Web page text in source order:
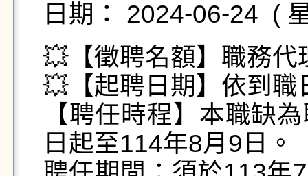
💥【徵聘名額】職務代
💥【起聘日期】依到職
【聘任時程】本職缺
日起至114年8月9日。